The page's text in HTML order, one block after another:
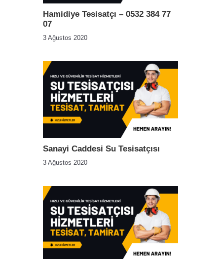
Hamidiye Tesisatçı – 0532 384 77
07
3 Ağustos 2020
Sanayi Caddesi Su Tesisatçısı
3 Ağustos 2020